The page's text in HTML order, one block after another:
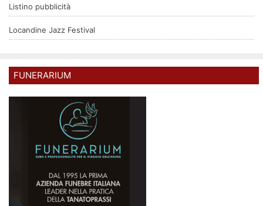
Listino pubblicità
Locandine Jazz Festival
FUNERARIUM